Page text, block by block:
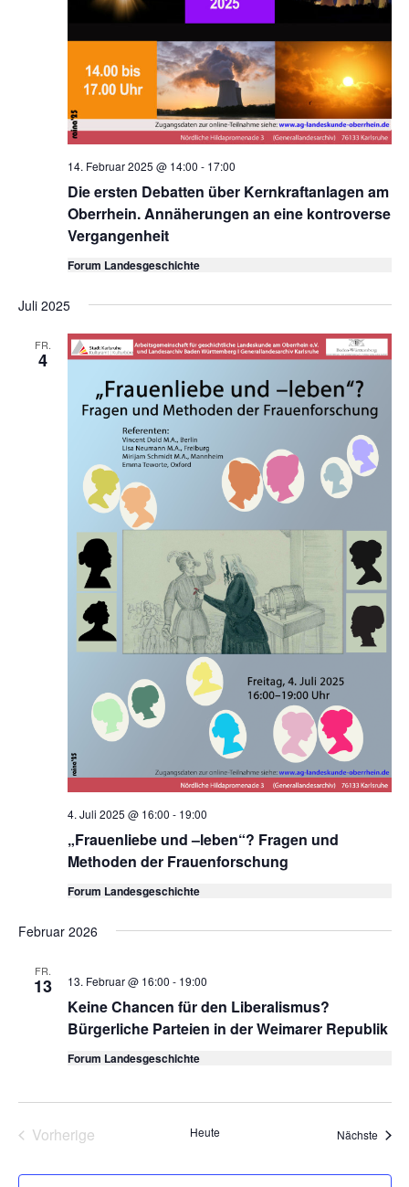
Die ersten Debatten über Kernkraftanlagen am
Oberrhein. Annäherungen an eine kontroverse
Vergangenheit
14. Februar 2025 @ 14:00 - 17:00
Forum Landesgeschichte
Juli 2025
FR.
4
„Frauenliebe und –leben“? Fragen und
Methoden der Frauenforschung
4. Juli 2025 @ 16:00 - 19:00
Forum Landesgeschichte
Februar 2026
FR.
13
Keine Chancen für den Liberalismus?
Bürgerliche Parteien in der Weimarer Republik
13. Februar @ 16:00 - 19:00
Forum Landesgeschichte
Vorherige
Heute Nächste